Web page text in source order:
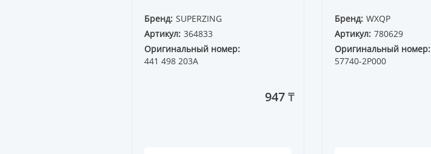
Бренд: SUPERZING
Артикул: 364833
Оригинальный номер:
441 498 203A
947 ₸
Бренд: WXQP
Артикул: 780629
Оригинальный номер:
57740-2P000